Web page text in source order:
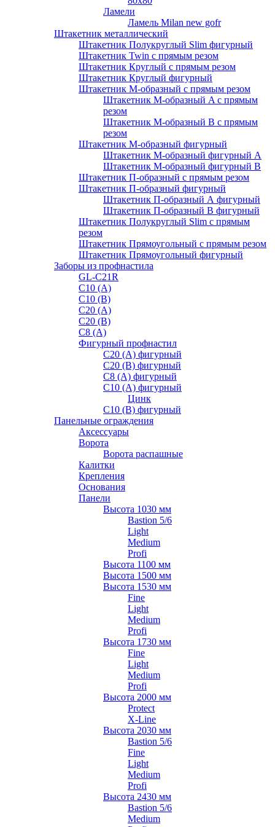
Ламели
Ламель Milan new gofr
Штакетник металлический
Штакетник Полукруглый Slim фигурный
Штакетник Twin с прямым резом
Штакетник Круглый с прямым резом
Штакетник Круглый фигурный
Штакетник М-образный с прямым резом
Штакетник М-образный A с прямым
резом
Штакетник М-образный B с прямым
резом
Штакетник М-образный фигурный
Штакетник М-образный фигурный A
Штакетник М-образный фигурный B
Штакетник П-образный с прямым резом
Штакетник П-образный фигурный
Штакетник П-образный А фигурный
Штакетник П-образный В фигурный
Штакетник Полукруглый Slim с прямым
резом
Штакетник Прямоугольный с прямым резом
Штакетник Прямоугольный фигурный
Заборы из профнастила
GL-С21R
С10 (A)
С10 (В)
С20 (А)
С20 (В)
С8 (A)
Фигурный профнастил
С20 (A) фигурный
С20 (В) фигурный
С8 (A) фигурный
С10 (A) фигурный
Цинк
С10 (В) фигурный
Панельные ограждения
Аксессуары
Ворота
Ворота распашные
Калитки
Крепления
Основания
Панели
Высота 1030 мм
Bastion 5/6
Light
Medium
Profi
Высота 1100 мм
Высота 1500 мм
Высота 1530 мм
Fine
Light
Medium
Profi
Высота 1730 мм
Fine
Light
Medium
Profi
Высота 2000 мм
Protect
X-Line
Высота 2030 мм
Bastion 5/6
Fine
Light
Medium
Profi
Высота 2430 мм
Bastion 5/6
Medium